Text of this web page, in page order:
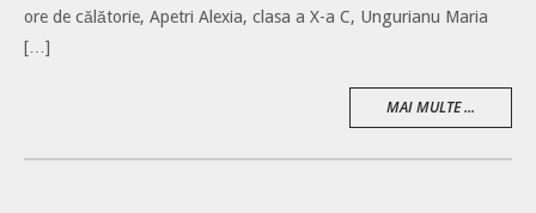
ore de călătorie, Apetri Alexia, clasa a X-a C, Ungurianu Maria
[…]
MAI MULTE ...